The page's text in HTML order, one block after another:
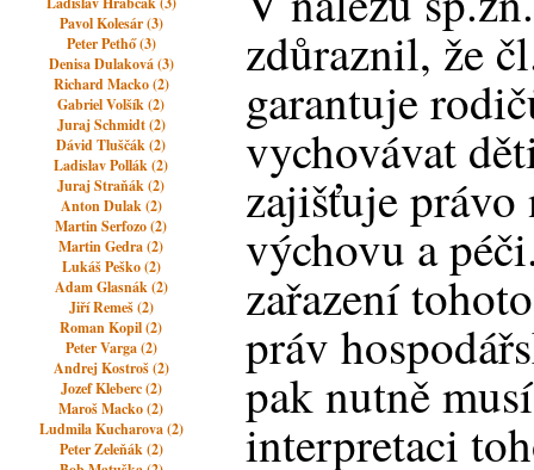
Pavol Kolesár (3)
Peter Pethő (3)
Denisa Dulaková (3)
Richard Macko (2)
Gabriel Volšík (2)
Juraj Schmidt (2)
Dávid Tluščák (2)
Ladislav Pollák (2)
Juraj Straňák (2)
Anton Dulak (2)
Martin Serfozo (2)
Martin Gedra (2)
Lukáš Peško (2)
Adam Glasnák (2)
Jiří Remeš (2)
Roman Kopil (2)
Peter Varga (2)
Andrej Kostroš (2)
Jozef Kleberc (2)
Maroš Macko (2)
Ludmila Kucharova (2)
Peter Zeleňák (2)
zdůraznil, že
garantuje
vychovávat
zajišťuje
výchovu a
zařazení
práv
pak nutně
interpretaci